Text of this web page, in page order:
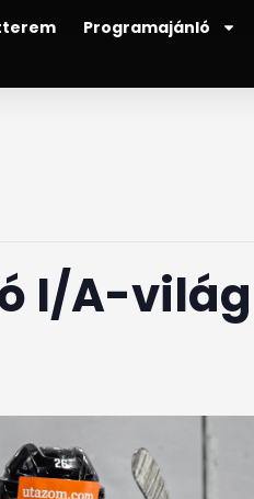
Programajánló
I/A-